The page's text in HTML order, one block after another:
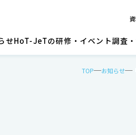
せHoT-JeTの研修・イベント調査
TOP お知らせ